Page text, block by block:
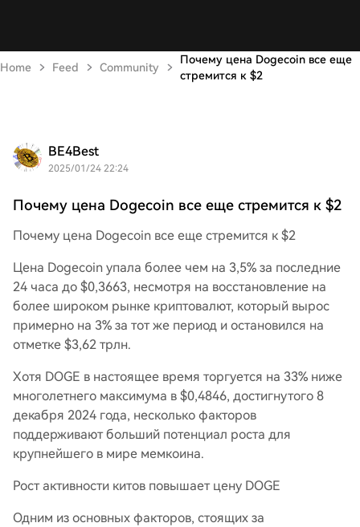
Home Feed Community
Почему цена Dogecoin все еще
стремится к $2
BE4Best
2025/01/24 22:24
Почему цена Dogecoin все еще стремится к $2
Почему цена Dogecoin все еще стремится к $2
Цена Dogecoin упала более чем на 3,5% за последние
24 часа до $0,3663, несмотря на восстановление на
более широком рынке криптовалют, который вырос
примерно на 3% за тот же период и остановился на
отметке $3,62 трлн.
Хотя DOGE в настоящее время торгуется на 33% ниже
многолетнего максимума в $0,4846, достигнутого 8
декабря 2024 года, несколько факторов
поддерживают больший потенциал роста для
крупнейшего в мире мемкоина.
Рост активности китов повышает цену DOGE
Одним из основных факторов, стоящих за